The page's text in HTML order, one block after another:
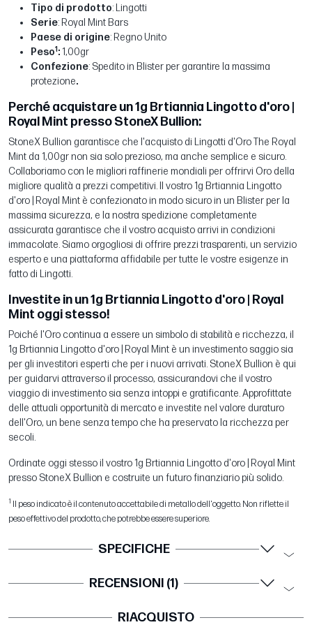
Tipo di prodotto: Lingotti
Serie: Royal Mint Bars
Paese di origine: Regno Unito
Peso1: 1,00gr
Confezione: Spedito in Blister per garantire la massima
protezione.
Perché acquistare un 1g Brtiannia Lingotto d'oro |
Royal Mint presso StoneX Bullion:
StoneX Bullion garantisce che l'acquisto di Lingotti d'Oro The Royal
Mint da 1,00gr non sia solo prezioso, ma anche semplice e sicuro.
Collaboriamo con le migliori raffinerie mondiali per offrirvi Oro della
migliore qualità a prezzi competitivi. Il vostro 1g Brtiannia Lingotto
d'oro | Royal Mint è confezionato in modo sicuro in un Blister per la
massima sicurezza, e la nostra spedizione completamente
assicurata garantisce che il vostro acquisto arrivi in condizioni
immacolate. Siamo orgogliosi di offrire prezzi trasparenti, un servizio
esperto e una piattaforma affidabile per tutte le vostre esigenze in
fatto di Lingotti.
Investite in un 1g Brtiannia Lingotto d'oro | Royal
Mint oggi stesso!
Poiché l'Oro continua a essere un simbolo di stabilità e ricchezza, il
1g Brtiannia Lingotto d'oro | Royal Mint è un investimento saggio sia
per gli investitori esperti che per i nuovi arrivati. StoneX Bullion è qui
per guidarvi attraverso il processo, assicurandovi che il vostro
viaggio di investimento sia senza intoppi e gratificante. Approfittate
delle attuali opportunità di mercato e investite nel valore duraturo
dell'Oro, un bene senza tempo che ha preservato la ricchezza per
secoli.
Ordinate oggi stesso il vostro 1g Brtiannia Lingotto d'oro | Royal Mint
presso StoneX Bullion e costruite un futuro finanziario più solido.
1
Il peso indicato è il contenuto accettabile di metallo dell'oggetto. Non riflette il
peso effettivo del prodotto, che potrebbe essere superiore.
SPECIFICHE
RECENSIONI (1)
RIACQUISTO